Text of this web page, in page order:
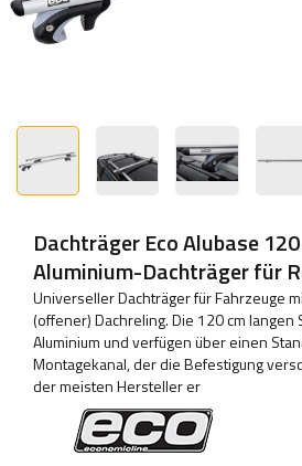
Dachträger Eco Alubase
Aluminium-Dachträger für
Universeller Dachträger für Fahrzeuge
(offener) Dachreling. Die 120 cm langen
Aluminium und verfügen über einen
Montagekanal, der die Befestigung
der meisten Hersteller er